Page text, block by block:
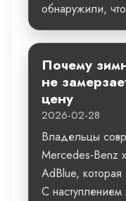
обнаружили,
Почему
не
цену
2026-02-28
Владельцы
Mercedes-Benz
AdBlue,
С наступлением